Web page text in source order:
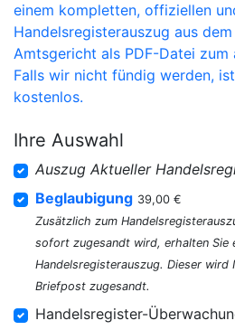
einem kompletten, offiziellen
Handelsregisterauszug aus
Amtsgericht als PDF-Datei zum
Falls wir nicht fündig werden,
kostenlos.
Ihre Auswahl
Auszug Aktueller
Beglaubigung 39,00 €
Zusätzlich zum
sofort zugesandt wird, erhalten Sie
Handelsregisterauszug. Dieser wird
Briefpost zugesandt.
Handelsregister-